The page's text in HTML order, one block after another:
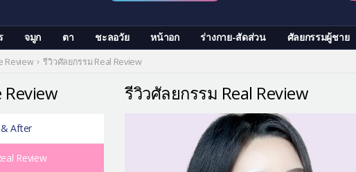
จมูก ตา ชะลอวัย หน้าอก ร่างกาย-สัดส่วน ศัลยกรรมผู้ชาย
Review รีวิวศัลยกรรม Real Review
รีวิวศัลยกรรม Real Review
Review
After
Review